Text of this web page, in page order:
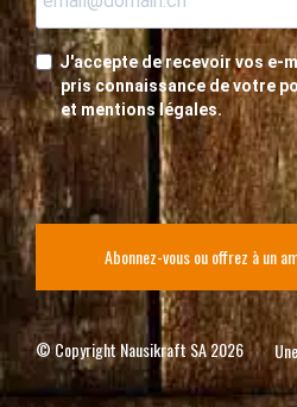
J'accepte de recevoir vos e-
pris connaissance de votre
et mentions légales.
Abonnez-vous ou offrez à un
© Copyright Nausikraft SA 2026